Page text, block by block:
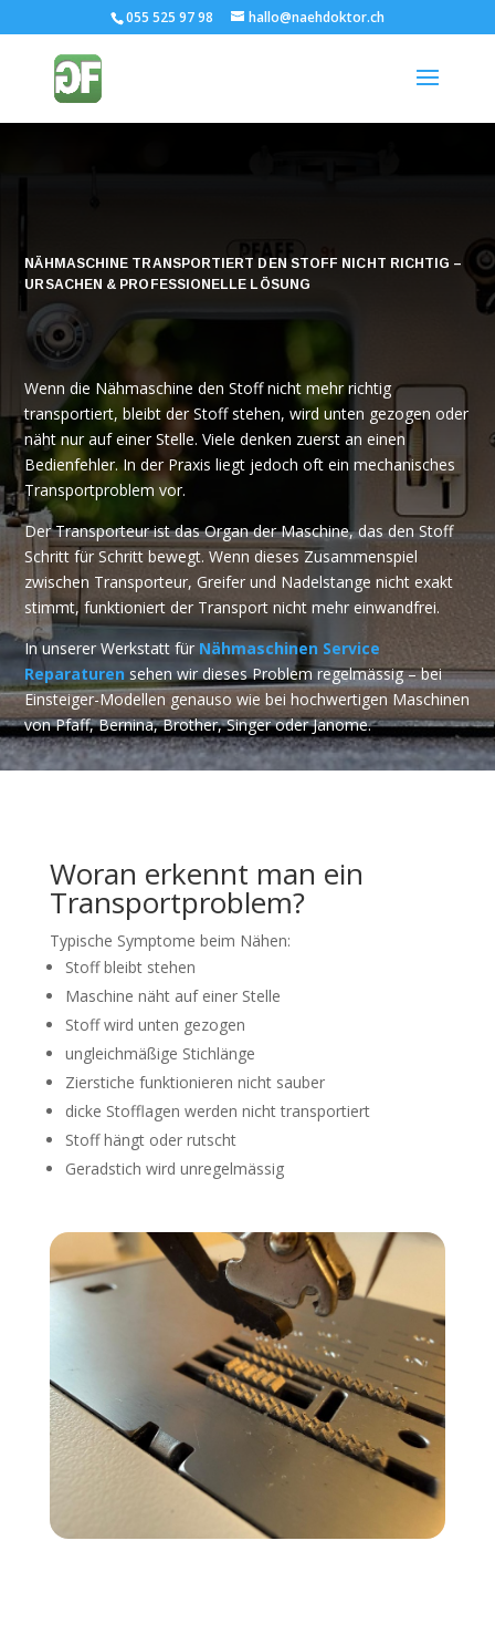
055 525 97 98 hallo@naehdoktor.ch
NÄHMASCHINE TRANSPORTIERT DEN STOFF NICHT RICHTIG –
URSACHEN & PROFESSIONELLE LÖSUNG
Wenn die Nähmaschine den Stoff nicht mehr richtig
transportiert, bleibt der Stoff stehen, wird unten gezogen oder
näht nur auf einer Stelle. Viele denken zuerst an einen
Bedienfehler. In der Praxis liegt jedoch oft ein mechanisches
Transportproblem vor.
Der Transporteur ist das Organ der Maschine, das den Stoff
Schritt für Schritt bewegt. Wenn dieses Zusammenspiel
zwischen Transporteur, Greifer und Nadelstange nicht exakt
stimmt, funktioniert der Transport nicht mehr einwandfrei.
In unserer Werkstatt für Nähmaschinen Service
Reparaturen sehen wir dieses Problem regelmässig – bei
Einsteiger-Modellen genauso wie bei hochwertigen Maschinen
von Pfaff, Bernina, Brother, Singer oder Janome.
Woran erkennt man ein
Transportproblem?
Typische Symptome beim Nähen:
Stoff bleibt stehen
Maschine näht auf einer Stelle
Stoff wird unten gezogen
ungleichmäßige Stichlänge
Zierstiche funktionieren nicht sauber
dicke Stofflagen werden nicht transportiert
Stoff hängt oder rutscht
Geradstich wird unregelmässig